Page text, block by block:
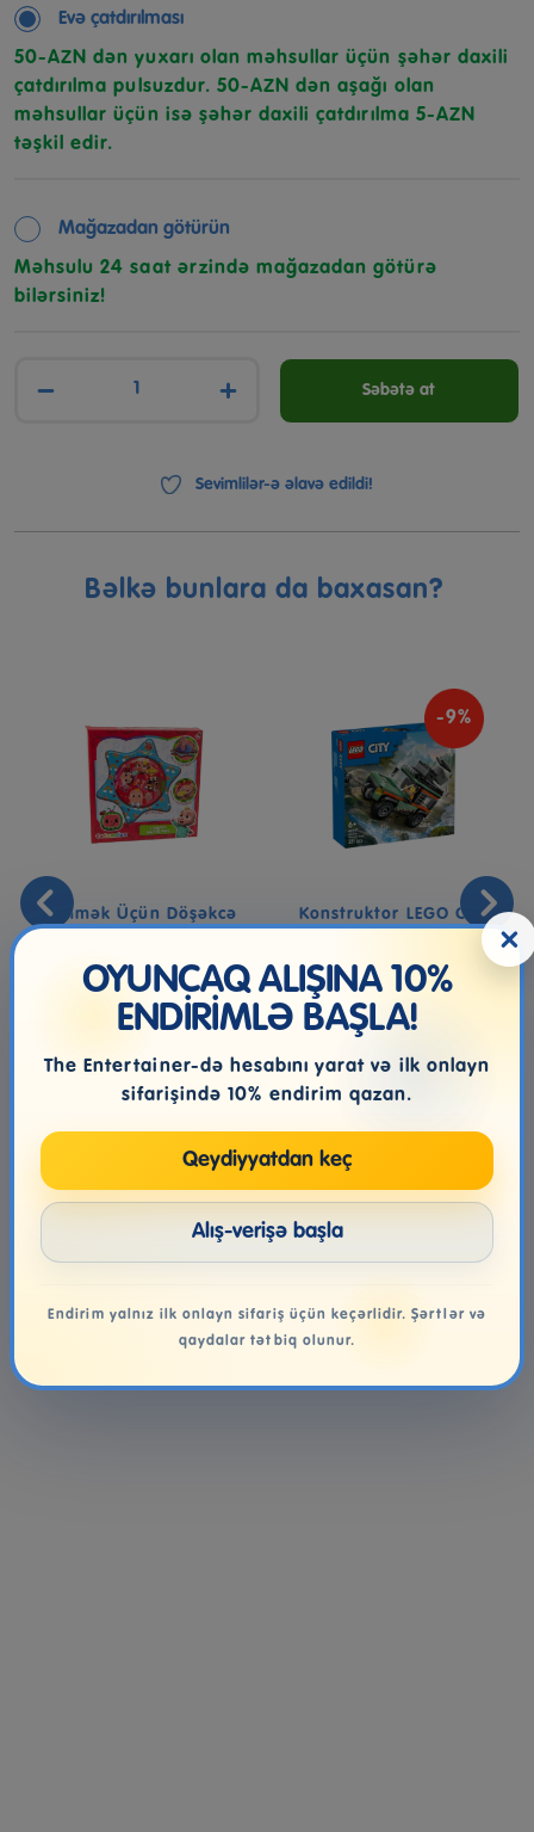
Evə çatdırılması
50-AZN dən yuxarı olan məhsullar üçün şəhər daxili
çatdırılma pulsuzdur. 50-AZN dən aşağı olan
məhsullar üçün isə şəhər daxili çatdırılma 5-AZN
təşkil edir.
Mağazadan götürün
Məhsulu 24 saat ərzində mağazadan götürə
bilərsiniz!
− + Səbətə at
Sevimlilər-ə əlavə edildi!
Bəlkə bunlara da baxasan?
Çimmək Üçün Döşəkcə
CoComelon Sensory
17.99₼
-9%
Konstruktor LEGO City
Off-Road 4x4 Mountain
65.99₼ 72.99₼
×
OYUNCAQ ALIŞINA 10%
ENDİRİMLƏ BAŞLA!
The Entertainer-də hesabını yarat və ilk onlayn
sifarişində 10% endirim qazan.
Qeydiyyatdan keç
Alış-verişə başla
Endirim yalnız ilk onlayn sifariş üçün keçərlidir. Şərtlər və
qaydalar tətbiq olunur.